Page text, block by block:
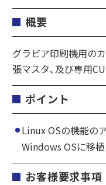
概要
グラビア印刷機用の
張マスタ、及び専用
ポイント
Linux OSの機能の
Windows OSに移
お客様要求事項